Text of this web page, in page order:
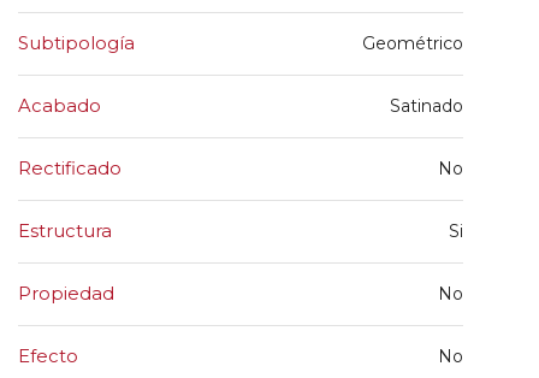
Subtipología Geométrico
Acabado Satinado
Rectificado No
Estructura Si
Propiedad No
Efecto No